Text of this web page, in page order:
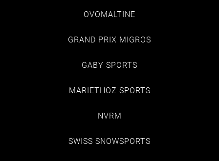
OVOMALTINE
GRAND PRIX MIGROS
GABY SPORTS
MARIETHOZ SPORTS
NVRM
SWISS SNOWSPORTS